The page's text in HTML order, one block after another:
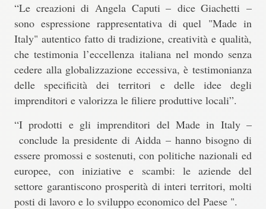
“Le creazioni di Angela Caputi – dice Giachetti –
sono espressione rappresentativa di quel "Made in
Italy" autentico fatto di tradizione, creatività e qualità,
che testimonia l’eccellenza italiana nel mondo senza
cedere alla globalizzazione eccessiva, è testimonianza
delle specificità dei territori e delle idee degli
imprenditori e valorizza le filiere produttive locali”.
“I prodotti e gli imprenditori del Made in Italy –
conclude la presidente di Aidda– hanno bisogno di
essere promossi e sostenuti, con politiche nazionali ed
europee, con iniziative e scambi: le aziende del
settore garantiscono prosperità di interi territori, molti
posti di lavoro e lo sviluppo economico del Paese ".